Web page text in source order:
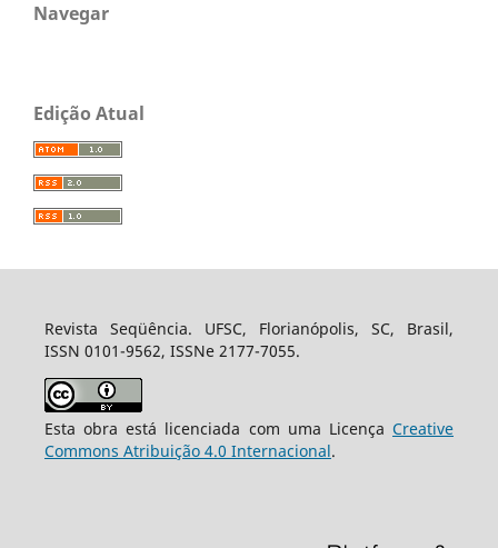
Navegar
Edição Atual
Revista Seqüência. UFSC, Florianópolis, SC, Brasil,
ISSN 0101-9562, ISSNe 2177-7055.
Esta obra está licenciada com uma LicençaCreative
Commons Atribuição 4.0 Internacional.